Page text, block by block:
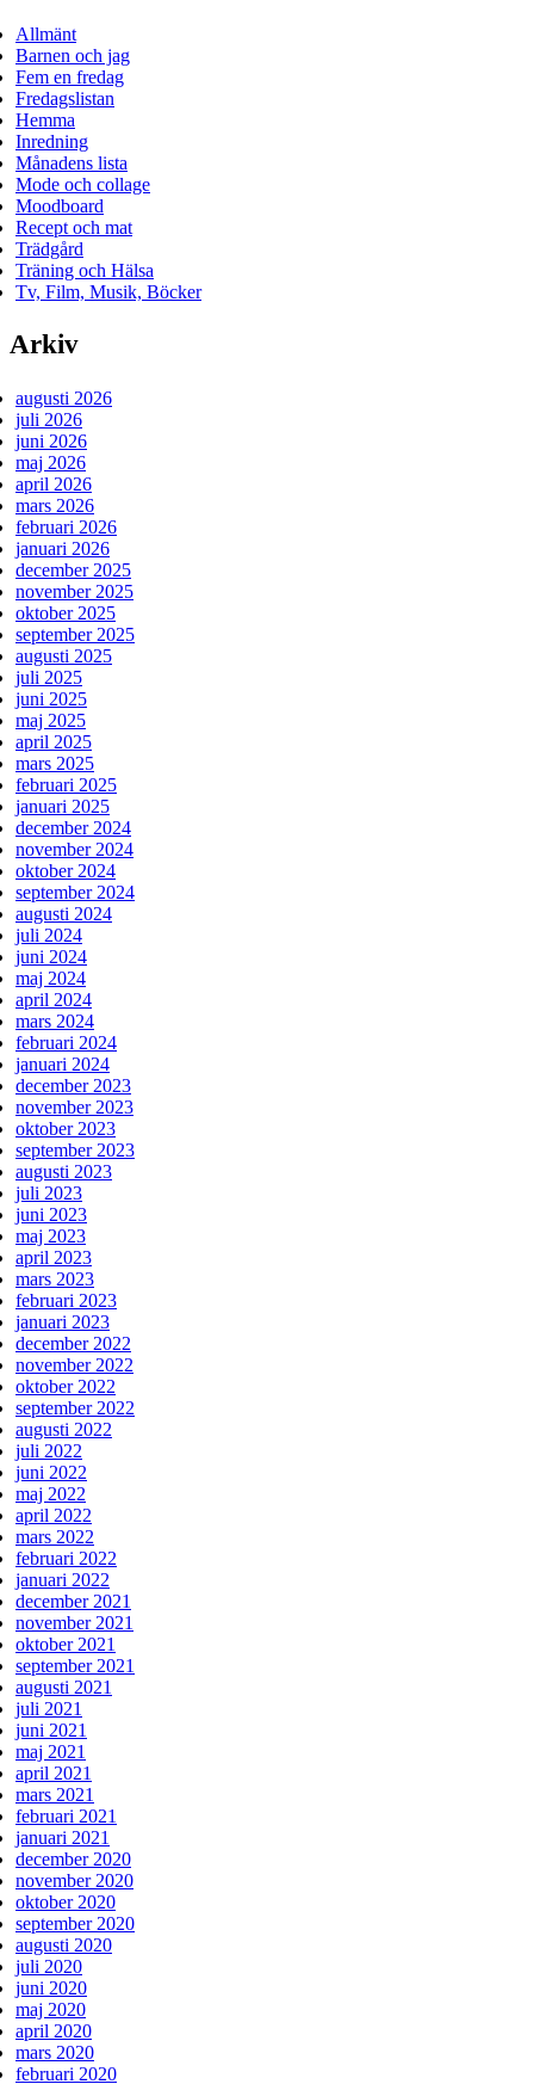
Allmänt
Barnen och jag
Fem en fredag
Fredagslistan
Hemma
Inredning
Månadens lista
Mode och collage
Moodboard
Recept och mat
Trädgård
Träning och Hälsa
Tv, Film, Musik, Böcker
Arkiv
augusti 2026
juli 2026
juni 2026
maj 2026
april 2026
mars 2026
februari 2026
januari 2026
december 2025
november 2025
oktober 2025
september 2025
augusti 2025
juli 2025
juni 2025
maj 2025
april 2025
mars 2025
februari 2025
januari 2025
december 2024
november 2024
oktober 2024
september 2024
augusti 2024
juli 2024
juni 2024
maj 2024
april 2024
mars 2024
februari 2024
januari 2024
december 2023
november 2023
oktober 2023
september 2023
augusti 2023
juli 2023
juni 2023
maj 2023
april 2023
mars 2023
februari 2023
januari 2023
december 2022
november 2022
oktober 2022
september 2022
augusti 2022
juli 2022
juni 2022
maj 2022
april 2022
mars 2022
februari 2022
januari 2022
december 2021
november 2021
oktober 2021
september 2021
augusti 2021
juli 2021
juni 2021
maj 2021
april 2021
mars 2021
februari 2021
januari 2021
december 2020
november 2020
oktober 2020
september 2020
augusti 2020
juli 2020
juni 2020
maj 2020
april 2020
mars 2020
februari 2020